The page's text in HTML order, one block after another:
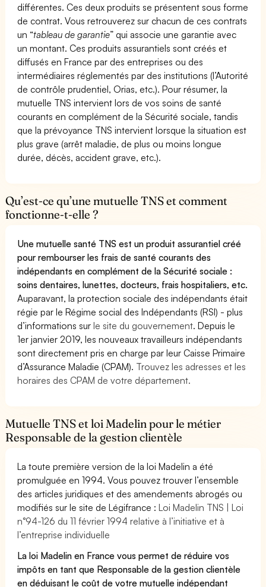
différentes. Ces deux produits se présentent sous forme
de contrat. Vous retrouverez sur chacun de ces contrats
un “tableau de garantie” qui associe une garantie avec
un montant. Ces produits assurantiels sont créés et
diffusés en France par des entreprises ou des
intermédiaires réglementés par des institutions (l’Autorité
de contrôle prudentiel, Orias, etc.). Pour résumer, la
mutuelle TNS intervient lors de vos soins de santé
courants en complément de la Sécurité sociale, tandis
que la prévoyance TNS intervient lorsque la situation est
plus grave (arrêt maladie, de plus ou moins longue
durée, décès, accident grave, etc.).
Qu’est-ce qu’une mutuelle TNS et comment
fonctionne-t-elle ?
Une mutuelle santé TNS est un produit assurantiel créé
pour rembourser les frais de santé courants des
indépendants en complément de la Sécurité sociale :
soins dentaires, lunettes, docteurs, frais hospitaliers, etc.
Auparavant, la protection sociale des indépendants était
régie par le Régime social des Indépendants (RSI) - plus
d’informations surle site du gouvernement. Depuis le
1er janvier 2019, les nouveaux travailleurs indépendants
sont directement pris en charge par leur Caisse Primaire
d’Assurance Maladie (CPAM). Trouvez les adresses et les
horaires des CPAM de votre département.
Mutuelle TNS et loi Madelin pour le métier
Responsable de la gestion clientèle
La toute première version de la loi Madelin a été
promulguée en 1994. Vous pouvez trouver l’ensemble
des articles juridiques et des amendements abrogés ou
modifiés sur le site de Légifrance :Loi Madelin TNS | Loi
n°94-126 du 11 février 1994 relative à l’initiative et à
l’entreprise individuelle
La loi Madelin en France vous permet de réduire vos
impôts en tant que Responsable de la gestion clientèle
en déduisant le coût de votre mutuelle indépendant